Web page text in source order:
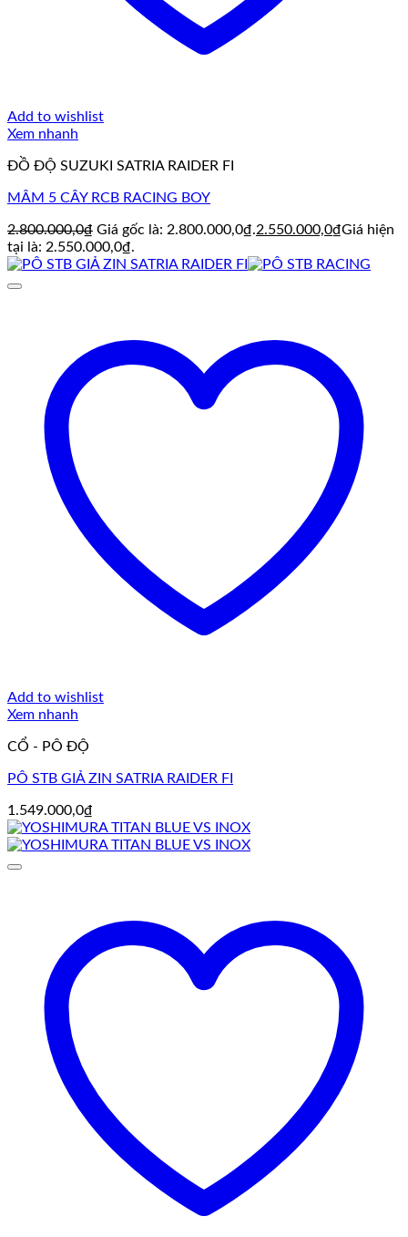
Add to wishlist
Xem nhanh
ĐỒ ĐỘ SUZUKI SATRIA RAIDER FI
MÂM 5 CÂY RCB RACING BOY
2.800.000,0₫ Giá gốc là: 2.800.000,0₫.2.550.000,0₫Giá hiện
tại là: 2.550.000,0₫.
Add to wishlist
Xem nhanh
CỔ - PÔ ĐỘ
PÔ STB GIẢ ZIN SATRIA RAIDER FI
1.549.000,0₫